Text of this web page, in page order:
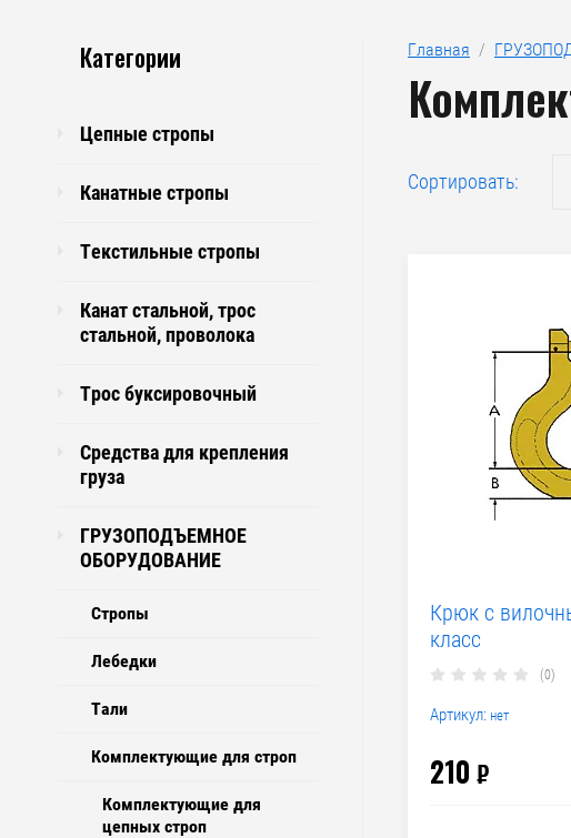
Категории
Цепные стропы
Канатные стропы
Текстильные стропы
Канат стальной, трос
стальной, проволока
Трос буксировочный
Средства для крепления
груза
ГРУЗОПОДЪЕМНОЕ
ОБОРУДОВАНИЕ
Стропы
Лебедки
Тали
Комплектующие для строп
Комплектующие для
цепных строп
Главная
  /
Сортировать:
Крюк с
класс
(0)
Артикул: нет
210 ₽